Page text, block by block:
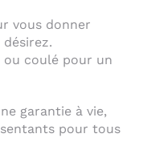
vous donner
ou coulé pour un
garantie à vie,
pour tous